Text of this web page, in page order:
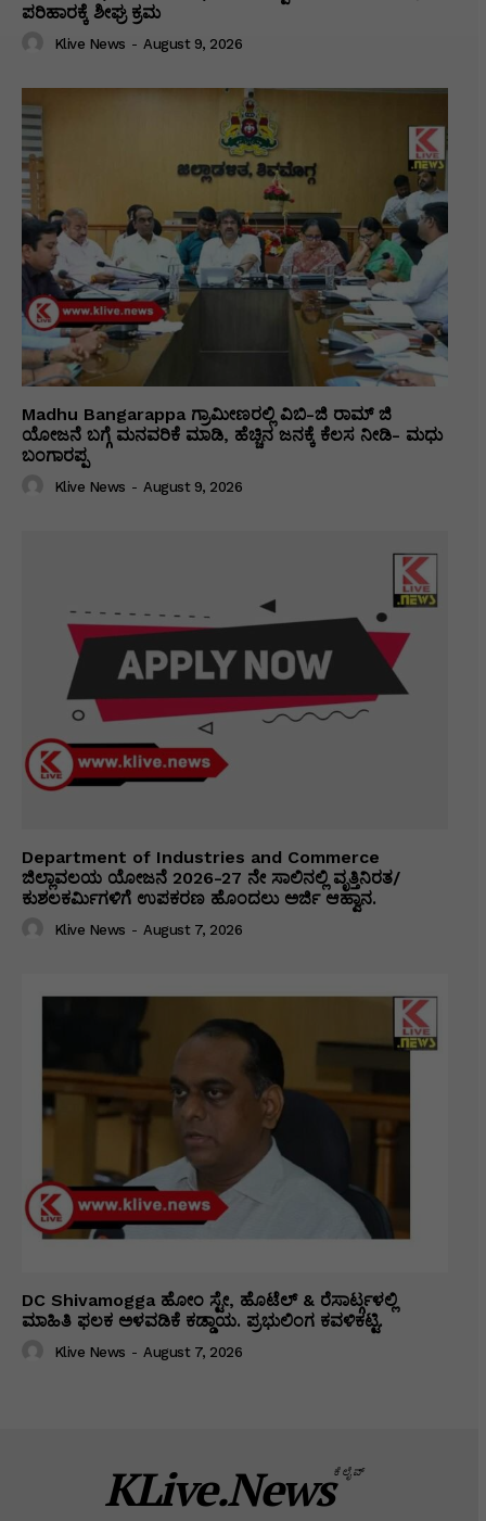
ಪರಿಹಾರಕ್ಕೆ ಶೀಘ್ರ ಕ್ರಮ
Klive News - August 9, 2026
Madhu Bangarappa ಗ್ರಾಮೀಣರಲ್ಲಿ ವಿಬಿ-ಜಿ ರಾಮ್ ಜಿ
ಯೋಜನೆ ಬಗ್ಗೆ ಮನವರಿಕೆ ಮಾಡಿ, ಹೆಚ್ಚಿನ ಜನಕ್ಕೆ ಕೆಲಸ ನೀಡಿ- ಮಧು
ಬಂಗಾರಪ್ಪ
Klive News - August 9, 2026
Department of Industries and Commerce
ಜಿಲ್ಲಾವಲಯ ಯೋಜನೆ 2026-27 ನೇ ಸಾಲಿನಲ್ಲಿ ವೃತ್ತಿನಿರತ/
ಕುಶಲಕರ್ಮಿಗಳಿಗೆ ಉಪಕರಣ ಹೊಂದಲು ಅರ್ಜಿ ಆಹ್ವಾನ.
Klive News - August 7, 2026
DC Shivamogga ಹೋಂ ಸ್ಟೇ, ಹೊಟೆಲ್ & ರೆಸಾರ್ಟ್ಗಳಲ್ಲಿ
ಮಾಹಿತಿ ಫಲಕ ಅಳವಡಿಕೆ ಕಡ್ಡಾಯ. ಪ್ರಭುಲಿಂಗ ಕವಳಿಕಟ್ಟಿ.
Klive News - August 7, 2026
KLive.Newsಕೆಲೈವ್